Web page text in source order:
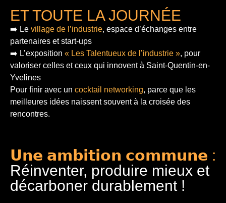
ET TOUTE LA JOURNÉE
➡️ Le village de l’industrie, espace d’échanges entre
partenaires et start-ups
➡️ L’exposition « Les Talentueux de l’industrie », pour
valoriser celles et ceux qui innovent à Saint-Quentin-en-
Yvelines
Pour finir avec un cocktail networking, parce que les
meilleures idées naissent souvent à la croisée des
rencontres.
𝗨𝗻𝗲 𝗮𝗺𝗯𝗶𝘁𝗶𝗼𝗻 𝗰𝗼𝗺𝗺𝘂𝗻𝗲 :
Réinventer, produire mieux et
décarboner durablement !